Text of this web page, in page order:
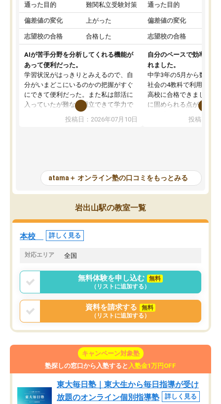
通った目的 難関私立受験対策
偏差値の変化 上がった
志望校の合格 合格した
AIが苦手分野を分析してくれる機能が
あって便利だった。
学習状況がはっきりとみえるので、自
分がいまどこにいるのかの把握がすぐ
にできて便利だった。また私は部活に
入っていたが難なく両立できて学力で
も部活でも結果を残すことができてよ
かった。また問題演習の際に、自分が
が、自分で自分の管理ができない人に
とっては難しい部分もあるのではない
かと思った。
投稿日：2026年07月10日
通った目的
偏差値の変化
志望校の合格
自分のペースで効率よく
れました。
中学3年の5月から数学・
社会の4教科で利用し、
高校に合格できました。
に固められる点が魅力で
項目のおかげで、手軽
元数が可視化されるので
しながら意欲的に取り組
常に効果を実感している
すめできる塾です。
投稿日：
atama＋ オンライン塾の口コミをもっとみる
岩出山駅の教室一覧
本校 詳しく見る
対応エリア 全国
無料体験を申し込む
無料
（リストに追加する）
資料を請求する
無料
（リストに追加する）
キャンペーン対象塾
塾探しの窓口から入塾すると 入塾金1万円OFF
東大毎日塾｜東大生から毎日指導が受け
放題のオンライン個別指導塾
詳しく見る